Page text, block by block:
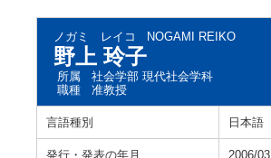
ノガミ レイコ NOGAMI REIKO
野上 玲子
所属
社会学部 現代社会学科
職種
准教授
言語種別 日本語
発行・発表の年月 2006/03